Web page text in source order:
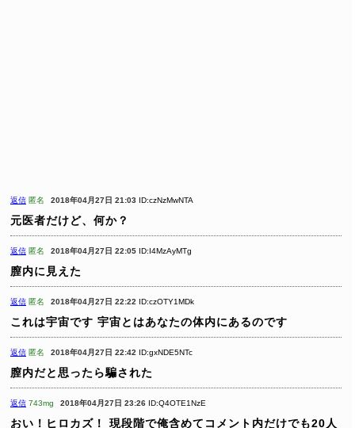
返信 匿名 2018年04月27日 21:03 ID:czNzMwNTA
元医者だけど、何か？
返信 匿名 2018年04月27日 22:05 ID:I4MzAyMTg
膣内に見えた
返信 匿名 2018年04月27日 22:22 ID:czOTY1MDk
これは宇宙です 宇宙とはあなたの体内にあるのです
返信 匿名 2018年04月27日 22:42 ID:gxNDE5NTc
膣内だと思ったら騙された
返信 743mg 2018年04月27日 23:26 ID:Q4OTE1NzE
おい！ヒロカズ！ 現段階で俺含めてコメント内だけでも20人